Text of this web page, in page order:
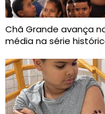
Chã Grande avança
média na série